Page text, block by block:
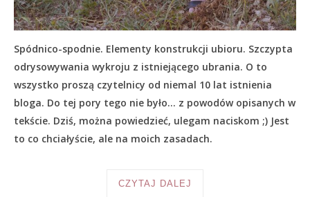
Spódnico-spodnie. Elementy konstrukcji ubioru. Szczypta
odrysowywania wykroju z istniejącego ubrania. O to
wszystko proszą czytelnicy od niemal 10 lat istnienia
bloga. Do tej pory tego nie było… z powodów opisanych w
tekście. Dziś, można powiedzieć, ulegam naciskom ;) Jest
to co chciałyście, ale na moich zasadach.
CZYTAJ DALEJ